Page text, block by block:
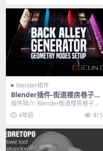
blender插件
Blender插件-街道楼房巷子快
速生成插件 Back Alley Gene
rator v1.1
插件简介: Blender街道楼房巷子快
速生成插件 Back Alley Gen...
4年前 815